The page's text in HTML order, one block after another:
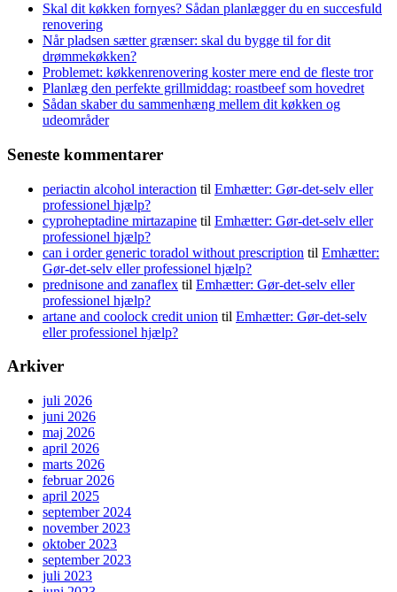
Skal dit køkken fornyes? Sådan planlægger du en succesfuld
renovering
Når pladsen sætter grænser: skal du bygge til for dit
drømmekøkken?
Problemet: køkkenrenovering koster mere end de fleste tror
Planlæg den perfekte grillmiddag: roastbeef som hovedret
Sådan skaber du sammenhæng mellem dit køkken og
udeområder
Seneste kommentarer
periactin alcohol interaction til Emhætter: Gør-det-selv eller
professionel hjælp?
cyproheptadine mirtazapine til Emhætter: Gør-det-selv eller
professionel hjælp?
can i order generic toradol without prescription til Emhætter:
Gør-det-selv eller professionel hjælp?
prednisone and zanaflex til Emhætter: Gør-det-selv eller
professionel hjælp?
artane and coolock credit union til Emhætter: Gør-det-selv
eller professionel hjælp?
Arkiver
juli 2026
juni 2026
maj 2026
april 2026
marts 2026
februar 2026
april 2025
september 2024
november 2023
oktober 2023
september 2023
juli 2023